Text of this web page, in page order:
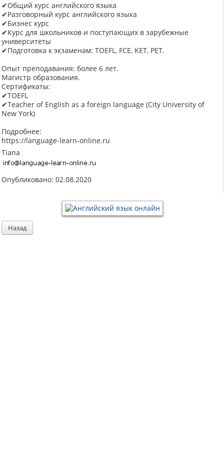
✔Общий курс английского языка
✔Разговорный курс английского языка
✔Бизнес курс
✔Курс для школьников и поступающих в зарубежные
университеты
✔Подготовка к экзаменам: TOEFL, FCE, KET, PET.
Опыт преподавания: более 6 лет.
Магистр образования.
Сертификаты:
✔TOEFL
✔Teacher of English as a foreign language (City University of
New York)
Подробнее:
https://language-learn-online.ru
Tiana
Опубликовано: 02.08.2020
Назад